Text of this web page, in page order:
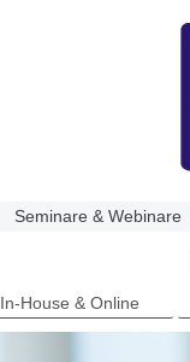
Seminare & Webinare
In-House & Online